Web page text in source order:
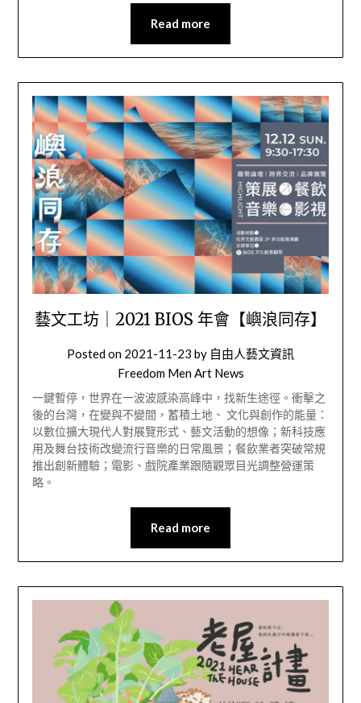
Read more
藝文工坊｜2021 BIOS 年會【嶼浪同存】
Posted on 2021-11-23 by 自由人藝文資訊
Freedom Men Art News
一鍵暫停，世界在一波波感染高峰中，找新生途徑。衝擊之
後的台灣，在變與不變間，蓄積土地、 文化與創作的能量：
以數位擴大現代人對展覽形式、藝文活動的想像；新科技應
用及舞台技術改變流行音樂的日常風景；餐飲業者突破常規
推出創新體驗；電影、戲院產業跟隨觀眾目光調整營運策
略。
Read more